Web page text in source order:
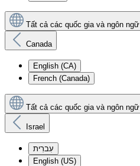
Tất cả các quốc gia và ngôn ngữ
Canada
English (CA)
French (Canada)
Tất cả các quốc gia và ngôn ngữ
Israel
עִברִית
English (US)